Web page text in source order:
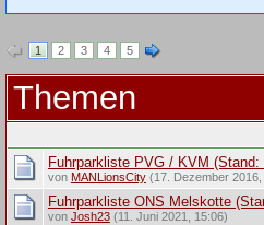
1 2 3 4 5
Themen
Fuhrparkliste PVG / KVM (Stand:
von MANLionsCity(17. Dezember 2016,
Fuhrparkliste ONS Melskotte
von Josh23(11. Juni 2021, 15:06)